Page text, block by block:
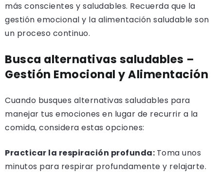
más conscientes y saludables. Recuerda que la
gestión emocional y la alimentación saludable son
un proceso continuo.
Busca alternativas saludables –
Gestión Emocional y Alimentación
Cuando busques alternativas saludables para
manejar tus emociones en lugar de recurrir a la
comida, considera estas opciones:
Practicar la respiración profunda: Toma unos
minutos para respirar profundamente y relajarte.